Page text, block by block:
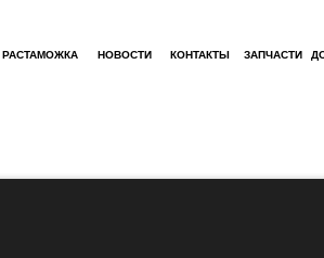
РАСТАМОЖКА НОВОСТИ КОНТАКТЫ ЗАПЧАСТИ